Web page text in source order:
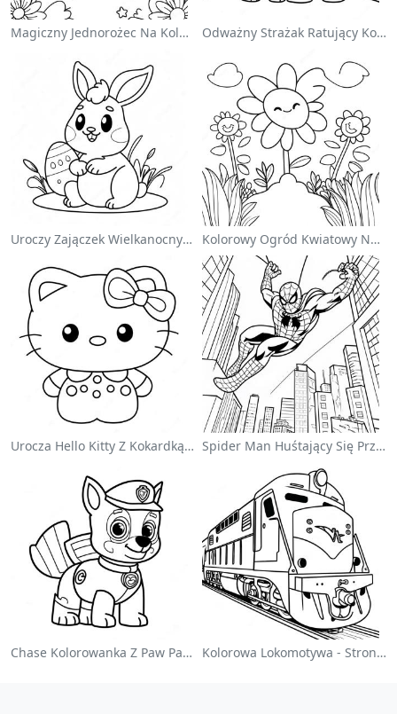
Magiczny Jednorożec Na Kolorowance Z Tęczą Odważny Strażak Ratujący Kota - Kolorowanka
Uroczy Zajączek Wielkanocny Na Kolorowance Kolorowy Ogród Kwiatowy Na Kolorowance
Urocza Hello Kitty Z Kokardką - Kolorowanka Spider Man Huśtający Się Przez Miasto - Kolorowanka
Chase Kolorowanka Z Paw Patrol Kolorowa Lokomotywa - Strona Do Kolorowania